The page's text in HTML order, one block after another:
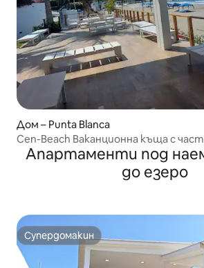
Дом – Punta Blanca
Cen-Beach Ваканционна къща с
Апартаменти под
до езеро
Супердомакин
Супердомакин